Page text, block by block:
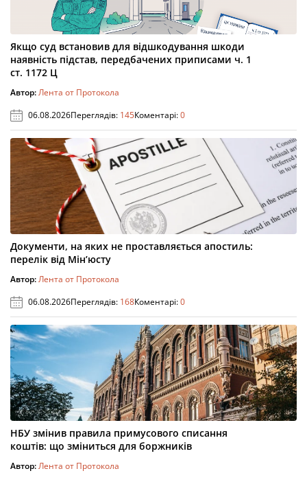
Якщо суд встановив для відшкодування шкоди
наявність підстав, передбачених приписами ч. 1
ст. 1172 Ц
Автор:Лента от Протокола
06.08.2026Переглядів: 145Коментарі:0
Документи, на яких не проставляється апостиль:
перелік від Мін’юсту
Автор:Лента от Протокола
06.08.2026Переглядів: 168Коментарі:0
НБУ змінив правила примусового списання
коштів: що зміниться для боржників
Автор:Лента от Протокола